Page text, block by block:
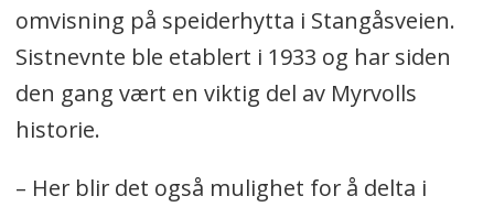
omvisning på speiderhytta i Stangåsveien.
Sistnevnte ble etablert i 1933 og har siden
den gang vært en viktig del av Myrvolls
historie.
– Her blir det også mulighet for å delta i